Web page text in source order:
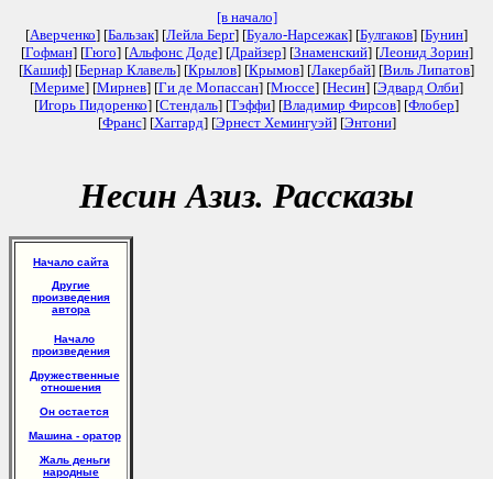
[в начало]
[Аверченко] [Бальзак] [Лейла Берг] [Буало-Нарсежак] [Булгаков] [Бунин]
[Гофман] [Гюго] [Альфонс Доде] [Драйзер] [Знаменский] [Леонид Зорин]
[Кашиф] [Бернар Клавель] [Крылов] [Крымов] [Лакербай] [Виль Липатов]
[Мериме] [Мирнев] [Ги де Мопассан] [Мюссе] [Несин] [Эдвард Олби]
[Игорь Пидоренко] [Стендаль] [Тэффи] [Владимир Фирсов] [Флобер]
[Франс] [Хаггард] [Эрнест Хемингуэй] [Энтони]
Несин Азиз. Рассказы
Начало сайта
Другие
произведения
автора
Начало
произведения
Дружественные
отношения
Он остается
Машина - оратор
Жаль деньги
народные